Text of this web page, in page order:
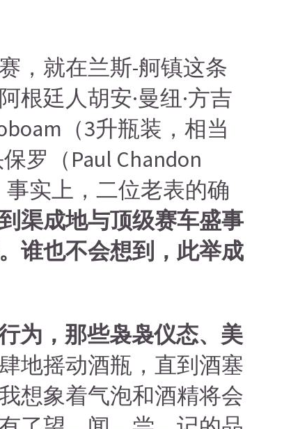
，就在兰斯-舸镇这条
廷人胡安·曼纽·方吉
（3升瓶装，相当
罗（Paul Chandon
事实上，二位老表的确
渠成地与顶级赛车盛事
谁也不会想到，此举成
为，那些袅袅仪态、美
地摇动酒瓶，直到酒塞
想象着气泡和酒精将会